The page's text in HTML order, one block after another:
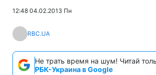
12:48 04.02.2013 Пн
RBC.UA
Не трать время на шум! Читай
РБК-Украина в Google